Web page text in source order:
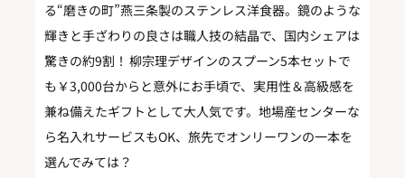
る“磨きの町”燕三条製のステンレス洋食器。鏡のような
輝きと手ざわりの良さは職人技の結晶で、国内シェアは
驚きの約9割！ 柳宗理デザインのスプーン5本セットで
も￥3,000台からと意外にお手頃で、実用性＆高級感を
兼ね備えたギフトとして大人気です。地場産センターな
ら名入れサービスもOK、旅先でオンリーワンの一本を
選んでみては？